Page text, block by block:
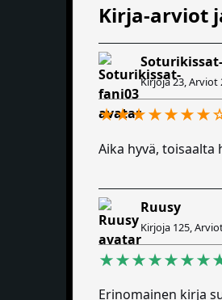
Kirja-arviot
Kirjoja 23, Arviot
Aika hyvä,
Ruusy
Kirjoja 125,
Erinomainen kirja